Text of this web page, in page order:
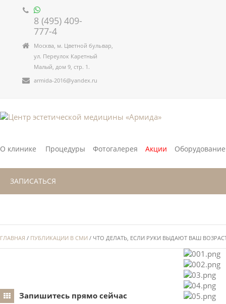
8 (495) 409-
777-4
Москва, м. Цветной бульвар,
ул. Переулок Каретный
Малый, дом 9, стр. 1.
armida-2016@yandex.ru
О клинике Процедуры Фотогалерея Акции
ЗАПИСАТЬСЯ
ГЛАВНАЯ / ПУБЛИКАЦИИ В СМИ / ЧТО ДЕЛАТЬ, ЕСЛИ РУКИ ВЫДАЮТ ВАШ
Запишитесь прямо сейчас